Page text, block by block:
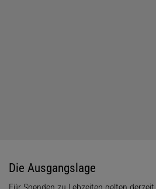
Die Ausgangslage